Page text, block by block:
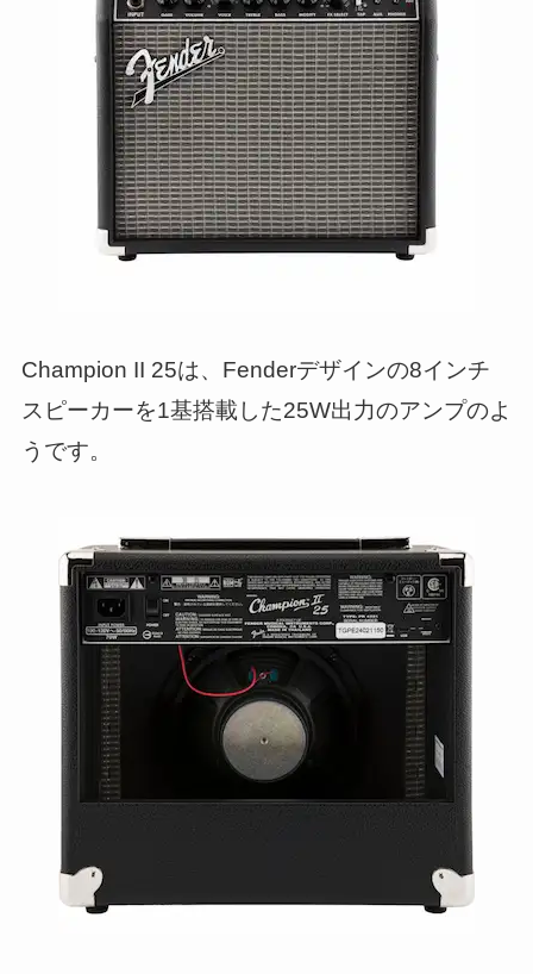
Champion II 25は、Fenderデザインの8インチ
スピーカーを1基搭載した25W出力のアンプのよ
うです。